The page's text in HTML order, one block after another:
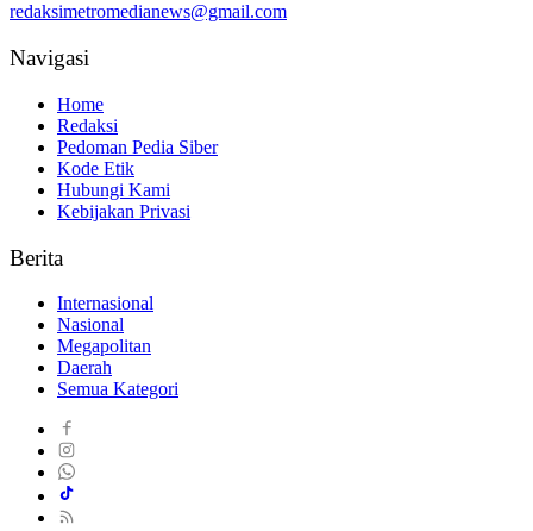
redaksimetromedianews@gmail.com
Navigasi
Home
Redaksi
Pedoman Pedia Siber
Kode Etik
Hubungi Kami
Kebijakan Privasi
Berita
Internasional
Nasional
Megapolitan
Daerah
Semua Kategori